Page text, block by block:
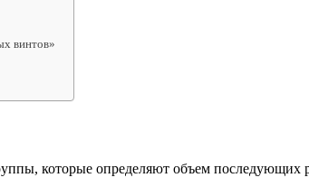
винтов»
которые определяют объем последующих